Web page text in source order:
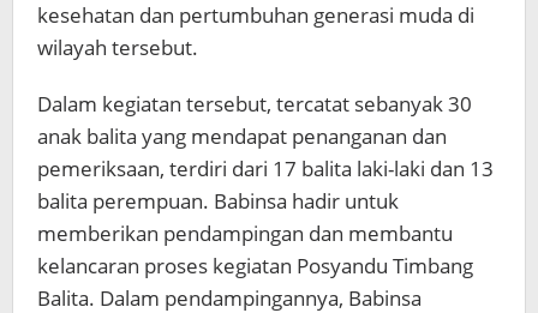
kesehatan dan pertumbuhan generasi muda di
wilayah tersebut.
Dalam kegiatan tersebut, tercatat sebanyak 30
anak balita yang mendapat penanganan dan
pemeriksaan, terdiri dari 17 balita laki-laki dan 13
balita perempuan. Babinsa hadir untuk
memberikan pendampingan dan membantu
kelancaran proses kegiatan Posyandu Timbang
Balita. Dalam pendampingannya, Babinsa